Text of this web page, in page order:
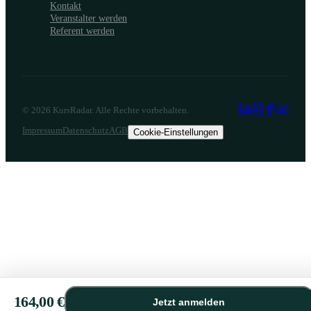
Anmeldungen in Kooperation mit Ultradent einen Besuch zu
den Wiesn 2026 inkl. Übernachtung und Verpflegungspaket.
Kontakt
Veranstalter werden
Referent werden
© 2026 KursRadar. Alle Rechte vorbehalten.
ImpressumDatenschutzAGB Cookie-Einstellungen
164,00 € Jetzt anmelden